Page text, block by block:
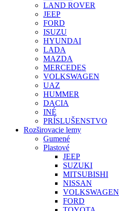
LAND ROVER
JEEP
FORD
ISUZU
HYUNDAI
LADA
MAZDA
MERCEDES
VOLKSWAGEN
UAZ
HUMMER
DACIA
INÉ
PRÍSLUŠENSTVO
Rozširovacie lemy
Gumené
Plastové
JEEP
SUZUKI
MITSUBISHI
NISSAN
VOLKSWAGEN
FORD